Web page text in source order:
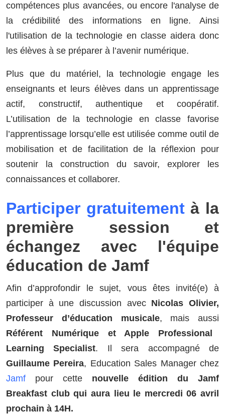
compétences plus avancées, ou encore l'analyse de
la crédibilité des informations en ligne. Ainsi
l'utilisation de la technologie en classe aidera donc
les élèves à se préparer à l’avenir numérique.
Plus que du matériel, la technologie engage les
enseignants et leurs élèves dans un apprentissage
actif, constructif, authentique et coopératif.
L’utilisation de la technologie en classe favorise
l’apprentissage lorsqu’elle est utilisée comme outil de
mobilisation et de facilitation de la réflexion pour
soutenir la construction du savoir, explorer les
connaissances et collaborer.
Participer gratuitementà la
première session et
échangez avec l'équipe
éducation de Jamf
Afin d’approfondir le sujet, vous êtes invité(e) à
participer à une discussion avec Nicolas Olivier,
Professeur d’éducation musicale, mais aussi
Référent Numérique et Apple Professional
Learning Specialist. Il sera accompagné de
Guillaume Pereira, Education Sales Manager chez
Jamf pour cette nouvelle édition du Jamf
Breakfast club qui aura lieu le mercredi 06 avril
prochain à 14H.